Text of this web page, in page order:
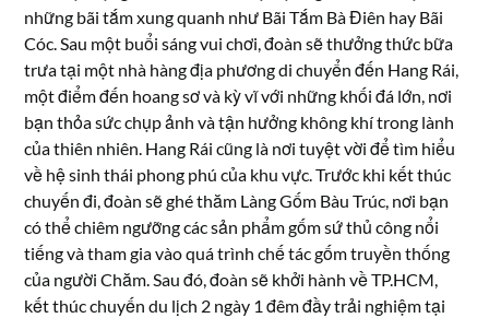
những bãi tắm xung quanh như Bãi Tắm Bà Điên hay Bãi
Cóc. Sau một buổi sáng vui chơi, đoàn sẽ thưởng thức bữa
trưa tại một nhà hàng địa phương di chuyển đến Hang Rái,
một điểm đến hoang sơ và kỳ vĩ với những khối đá lớn, nơi
bạn thỏa sức chụp ảnh và tận hưởng không khí trong lành
của thiên nhiên. Hang Rái cũng là nơi tuyệt vời để tìm hiểu
về hệ sinh thái phong phú của khu vực. Trước khi kết thúc
chuyến đi, đoàn sẽ ghé thăm Làng Gốm Bàu Trúc, nơi bạn
có thể chiêm ngưỡng các sản phẩm gốm sứ thủ công nổi
tiếng và tham gia vào quá trình chế tác gốm truyền thống
của người Chăm. Sau đó, đoàn sẽ khởi hành về TP.HCM,
kết thúc chuyến du lịch 2 ngày 1 đêm đầy trải nghiệm tại